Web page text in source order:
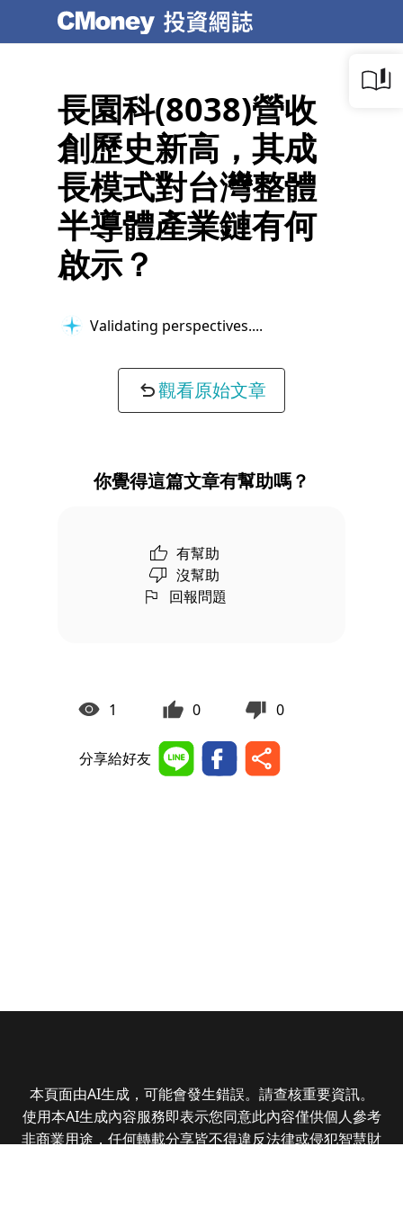
長園科(8038)營收
創歷史新高，其成
長模式對台灣整體
半導體產業鏈有何
啟示？
Validating perspectives...
觀看原始文章
你覺得這篇文章有幫助嗎？
有幫助
沒幫助
回報問題
1 0 0
分享給好友
本頁面由AI生成，可能會發生錯誤。請查核重要資訊。
使用本AI生成內容服務即表示您同意此內容僅供個人參考
非商業用途，任何轉載分享皆不得違反法律或侵犯智慧財